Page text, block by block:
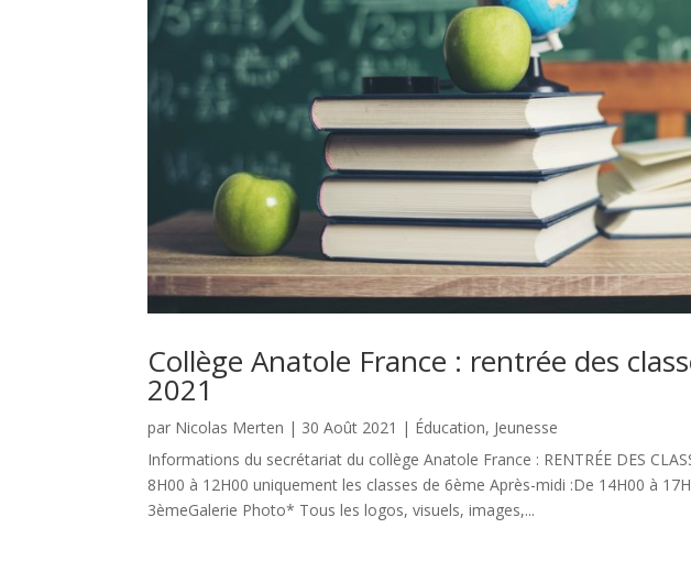
Collège Anatole France : rentrée des
2021
par Nicolas Merten | 30 Août 2021 | Éducation, Jeunesse
Informations du secrétariat du collège Anatole France : RENTRÉE DES
8H00 à 12H00 uniquement les classes de 6ème Après-midi :De 14H00 à
3èmeGalerie Photo* Tous les logos, visuels, images,...